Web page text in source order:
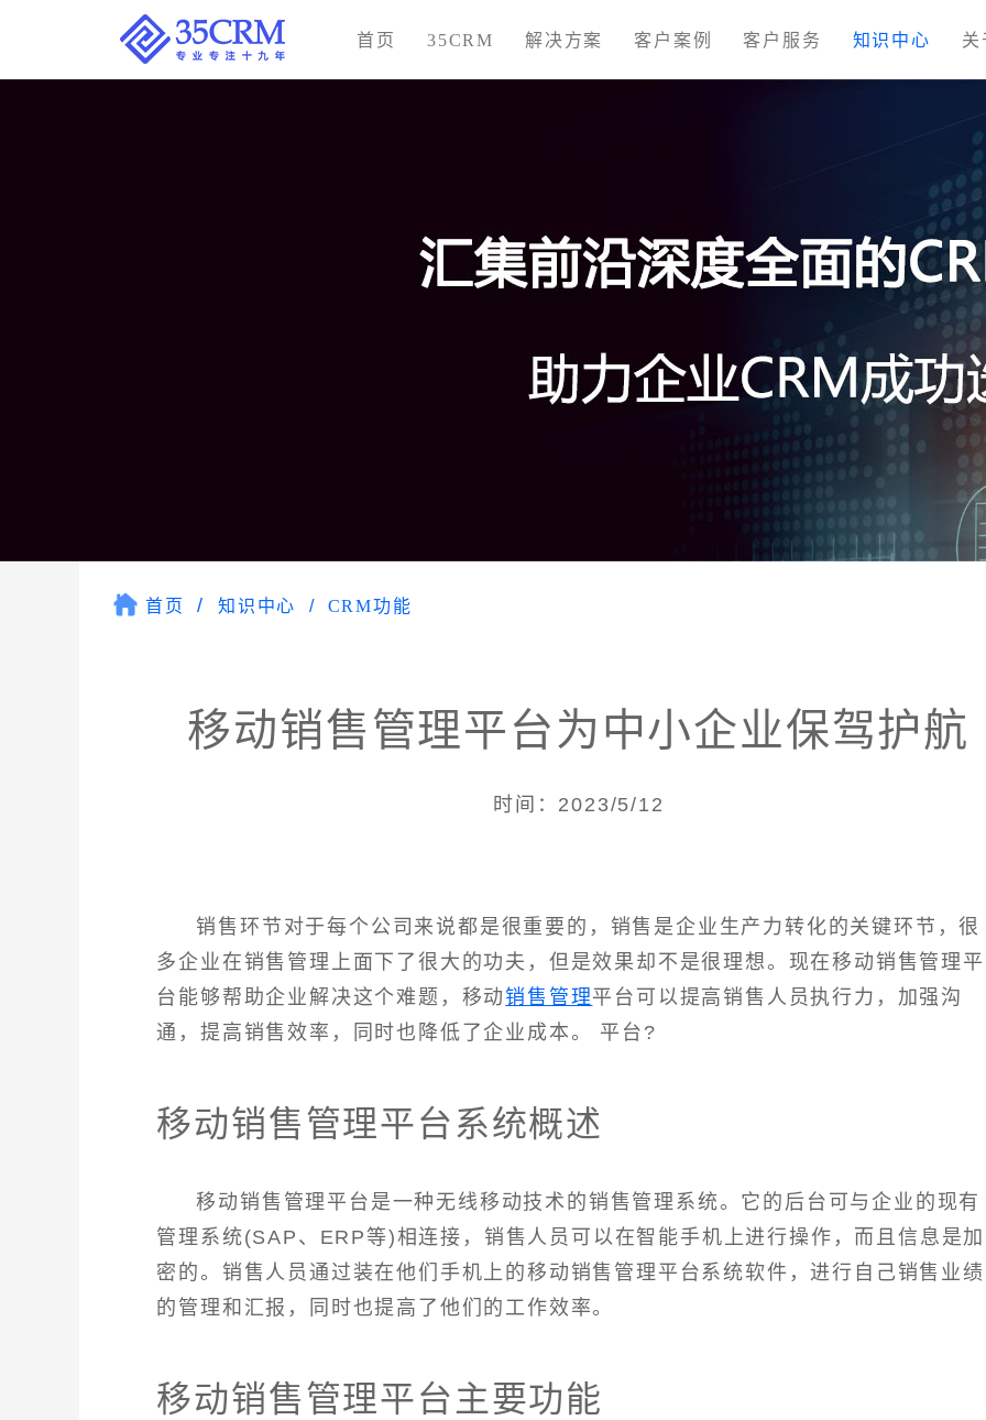
首页 35CRM 解决方案 客户案例 客户服务 知识中心 关
首页 知识中心 CRM功能
移动销售管理平台为中小企业保驾护航
时间：2023/5/12
销售环节对于每个公司来说都是很重要的，销售是企业生产力转化的关键环节，很
多企业在销售管理上面下了很大的功夫，但是效果却不是很理想。现在移动销售管理平
台能够帮助企业解决这个难题，移动销售管理平台可以提高销售人员执行力，加强沟
通，提高销售效率，同时也降低了企业成本。 平台?
移动销售管理平台系统概述
移动销售管理平台是一种无线移动技术的销售管理系统。它的后台可与企业的现有
管理系统(SAP、ERP等)相连接，销售人员可以在智能手机上进行操作，而且信息是加
密的。销售人员通过装在他们手机上的移动销售管理平台系统软件，进行自己销售业绩
的管理和汇报，同时也提高了他们的工作效率。
移动销售管理平台主要功能